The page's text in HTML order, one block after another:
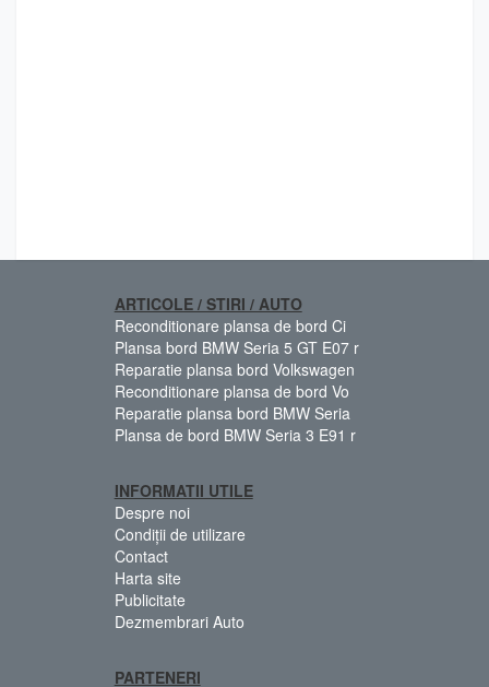
ARTICOLE / STIRI / AUTO
Reconditionare plansa de bord Ci
Plansa bord BMW Seria 5 GT E07 r
Reparatie plansa bord Volkswagen
Reconditionare plansa de bord Vo
Reparatie plansa bord BMW Seria
Plansa de bord BMW Seria 3 E91 r
INFORMATII UTILE
Despre noi
Condiții de utilizare
Contact
Harta site
Publicitate
Dezmembrari Auto
PARTENERI